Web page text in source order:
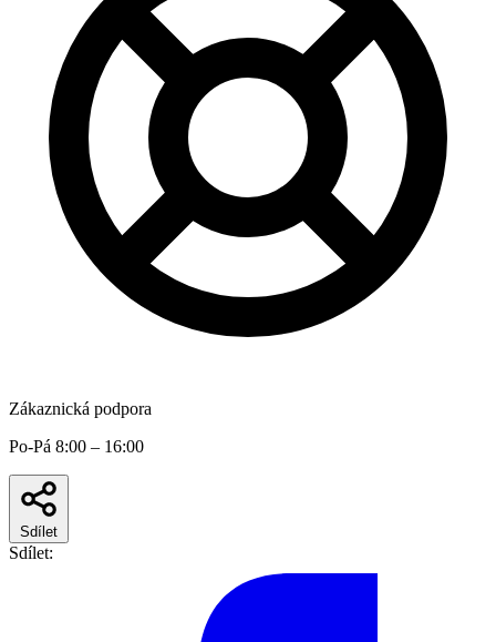
Zákaznická podpora
Po-Pá 8:00 – 16:00
Sdílet
Sdílet: